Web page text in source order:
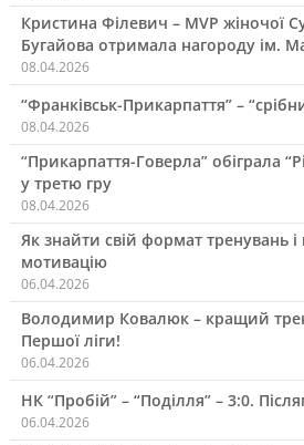
Кристина Філевич – MVP жіночої
Бугайова отримала нагороду ім.
08.04.2026
“Франківськ-Прикарпаття” –
08.04.2026
“Прикарпаття-Говерла” обіграла
у третю гру
08.04.2026
Як знайти свій формат тренувань і
мотивацію
06.04.2026
Володимир Ковалюк – кращий
Першої ліги!
06.04.2026
НК “Пробій” – “Поділля” – 3:0.
06.04.2026